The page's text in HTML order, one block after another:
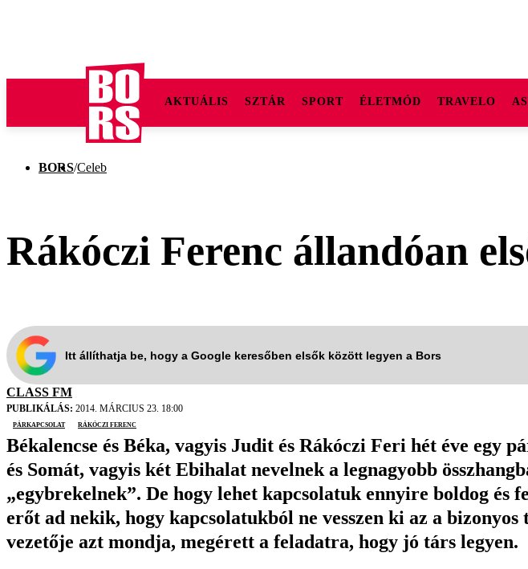
AKTUÁLIS SZTÁR SPORT ÉLETMÓD TRAVELO
BORS/Celeb
Rákóczi Ferenc állandóan
Itt állíthatja be, hogy a Google keresőben elsők között legyen a Bors
CLASS FM
PUBLIKÁLÁS: 2014. MÁRCIUS 23. 18:00
párkapcsolat
Rákóczi Ferenc
Békalencse és Béka, vagyis Judit és Rákóczi Feri hét éve egy
és Somát, vagyis két Ebihalat nevelnek a legnagyobb
„egybrekelnek”. De hogy lehet kapcsolatuk ennyire boldog és
erőt ad nekik, hogy kapcsolatukból ne vesszen ki az a
vezetője azt mondja, megérett a feladatra, hogy jó társ legyen.